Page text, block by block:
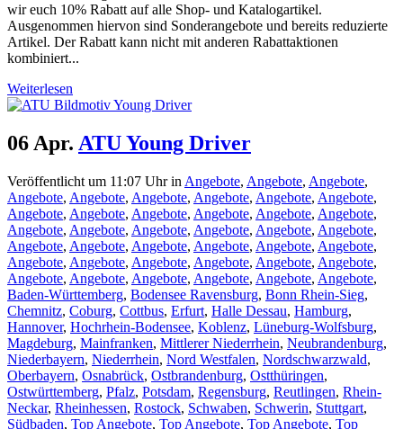
wir euch 10% Rabatt auf alle Shop- und Katalogartikel.
Ausgenommen hiervon sind Sonderangebote und bereits reduzierte
Artikel. Der Rabatt kann nicht mit anderen Rabattaktionen
kombiniert...
Weiterlesen
06 Apr. ATU Young Driver
Veröffentlicht um 11:07 Uhrin Angebote, Angebote, Angebote,
Angebote, Angebote, Angebote, Angebote, Angebote, Angebote,
Angebote, Angebote, Angebote, Angebote, Angebote, Angebote,
Angebote, Angebote, Angebote, Angebote, Angebote, Angebote,
Angebote, Angebote, Angebote, Angebote, Angebote, Angebote,
Angebote, Angebote, Angebote, Angebote, Angebote, Angebote,
Angebote, Angebote, Angebote, Angebote, Angebote, Angebote,
Baden-Württemberg, Bodensee Ravensburg, Bonn Rhein-Sieg,
Chemnitz, Coburg, Cottbus, Erfurt, Halle Dessau, Hamburg,
Hannover, Hochrhein-Bodensee, Koblenz, Lüneburg-Wolfsburg,
Magdeburg, Mainfranken, Mittlerer Niederrhein, Neubrandenburg,
Niederbayern, Niederrhein, Nord Westfalen, Nordschwarzwald,
Oberbayern, Osnabrück, Ostbrandenburg, Ostthüringen,
Ostwürttemberg, Pfalz, Potsdam, Regensburg, Reutlingen, Rhein-
Neckar, Rheinhessen, Rostock, Schwaben, Schwerin, Stuttgart,
Südbaden, Top Angebote, Top Angebote, Top Angebote, Top